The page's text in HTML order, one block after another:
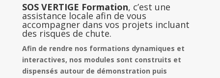
SOS VERTIGE Formation, c’est une
assistance locale afin de vous
accompagner dans vos projets incluant
des risques de chute.
Afin de rendre nos formations dynamiques et
interactives, nos modules sont construits et
dispensés autour de démonstration puis